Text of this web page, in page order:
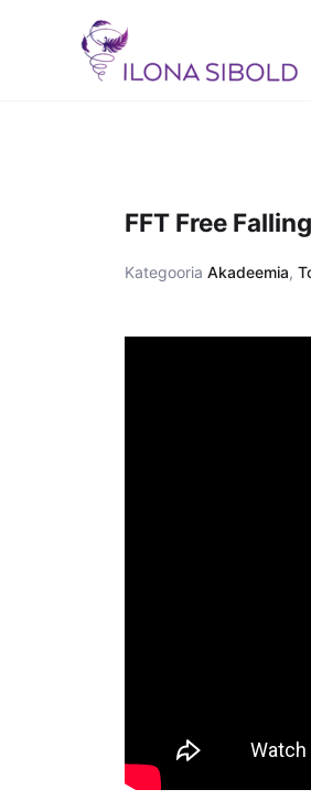
FFT Free
KategooriaAkadeemia,